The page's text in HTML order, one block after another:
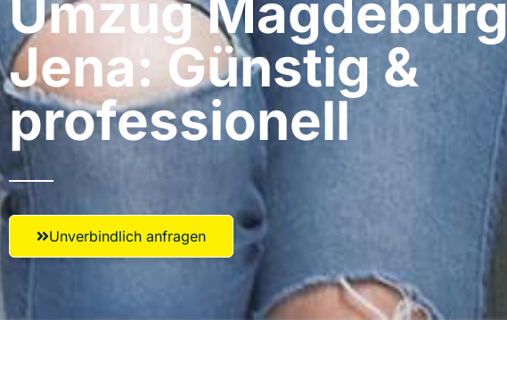
Umzug Magdeburg​
Jena: Günstig &
professionell​
Unverbindlich anfragen